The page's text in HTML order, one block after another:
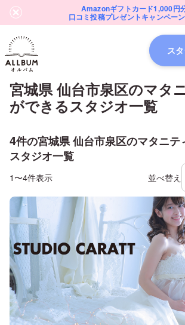
Amazonギフトカード1,000円
口コミ投稿プレゼントキャンペー
ス
宮城県 仙台市泉区のマタ
ができるスタジオ一覧
4件の宮城県 仙台市泉区のマタニテ
スタジオ一覧
1〜4件表示 並べ替え